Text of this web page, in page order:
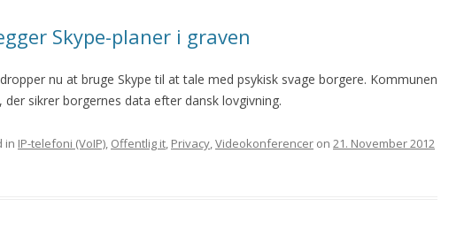
Skype-planer i graven
nu at bruge Skype til at tale med psykisk svage borgere. Kommunen
der sikrer borgernes data efter dansk lovgivning.
in IP-telefoni (VoIP), Offentlig it, Privacy,Videokonferencer on 21. November 2012